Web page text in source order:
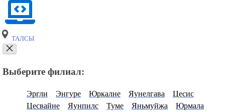
ТАЛСЫ
Выберите филиал:
Эргли Энгуре Юркалне Яунелгава
Цесис
Цесвайне
Яунпилс Туме Яньмуйжа
Юрмала